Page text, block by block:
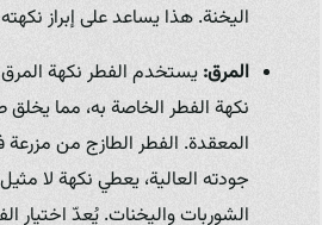
اليخنة. هذا يساعد على إبراز
المرق:يستخدم الفطر نكهة
نكهة الفطر الخاصة به، مما
المعقدة. الفطر الطازج من
جودته العالية، يعطي نكهة لا